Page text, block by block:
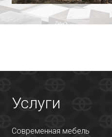
Услуги
Современная мебель